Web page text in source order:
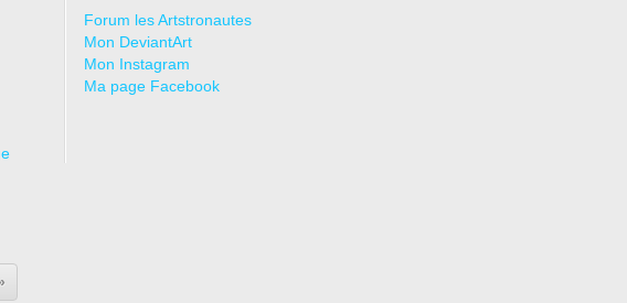
Forum les Artstronautes
Mon DeviantArt
Mon Instagram
Ma page Facebook